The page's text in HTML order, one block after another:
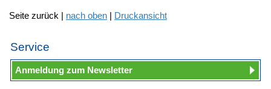
Seite zurück | nach oben | Druckansicht
Service
Anmeldung zum Newsletter